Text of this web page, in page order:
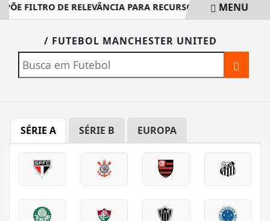
FILTRO DE RELEVÂNCIA PARA RECURSOS DIRIGIDOS AO
MENU
/ FUTEBOL MANCHESTER UNITED
SÉRIE A SÉRIE B EUROPA